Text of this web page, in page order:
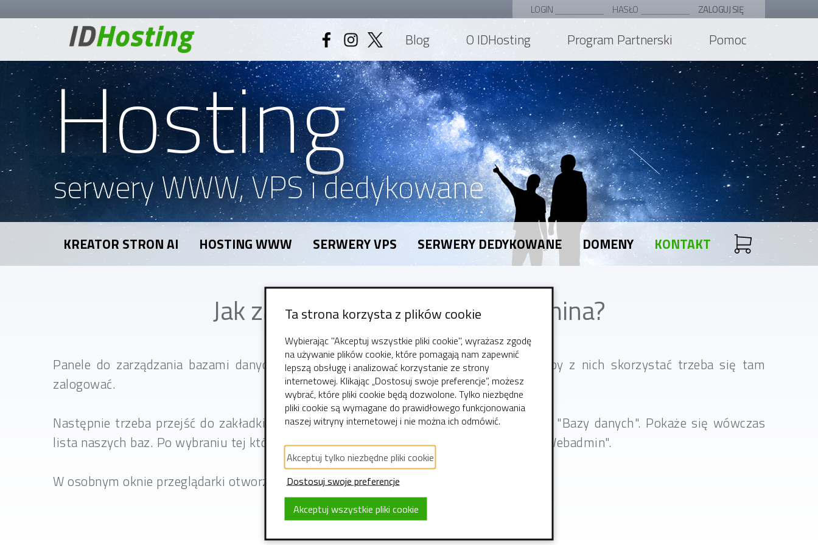
LOGIN HASŁO ZALOGUJ SIĘ
Blog O IDHosting Program Partnerski Pomoc
Hosting
serwery WWW, VPS i dedykowane
KREATOR STRON AI HOSTING WWW SERWERY VPS SERWERY DEDYKOWANE DOMENY KONTAKT
Jak zalogować się do phpMyAdmina?
Panele do zarządzania bazami danych są dostępne bezpośrednio zPleskadlatego aby z nich skorzystać trzeba się tam
zalogować.
Następnie trzeba przejść do zakładki "Strony WWW i domeny" oraz kliknąć w przycisk "Bazy danych". Pokaże się wówczas
lista naszych baz. Po wybraniu tej którą chcemy zarządzać wystarczy kliknąć przycisk "Webadmin".
W osobnym oknie przeglądarki otworzy się panel do zarządzania bazą.
← Powrót do strony głównej pomocy
Ta strona korzysta z plików cookie
Wybierając "Akceptuj wszystkie pliki cookie", wyrażasz zgodę
na używanie plików cookie, które pomagają nam zapewnić
lepszą obsługę i analizować korzystanie ze strony
internetowej. Klikając „Dostosuj swoje preferencje”, możesz
wybrać, które pliki cookie będą dozwolone. Tylko niezbędne
pliki cookie są wymagane do prawidłowego funkcjonowania
naszej witryny internetowej i nie można ich odmówić.
Akceptuj tylko niezbędne pliki cookie
Dostosuj swoje preferencje
Akceptuj wszystkie pliki cookie